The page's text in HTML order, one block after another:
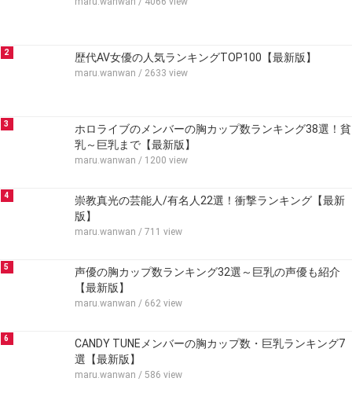
2 歴代AV女優の人気ランキングTOP100【最新版】
maru.wanwan / 2633 view
3
ホロライブのメンバーの胸カップ数ランキング38選！貧
乳～巨乳まで【最新版】
maru.wanwan / 1200 view
4
崇教真光の芸能人/有名人22選！衝撃ランキング【最新
版】
maru.wanwan / 711 view
5
声優の胸カップ数ランキング32選～巨乳の声優も紹介
【最新版】
maru.wanwan / 662 view
6
CANDY TUNEメンバーの胸カップ数・巨乳ランキング7
選【最新版】
maru.wanwan / 586 view